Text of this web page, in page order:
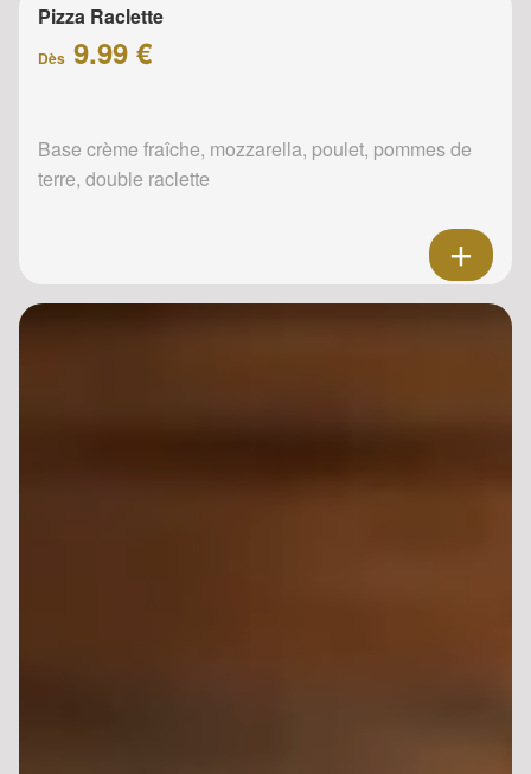
Pizza Raclette
Dès 9.99 €
Base crème fraîche, mozzarella, poulet, pommes de
terre, double raclette